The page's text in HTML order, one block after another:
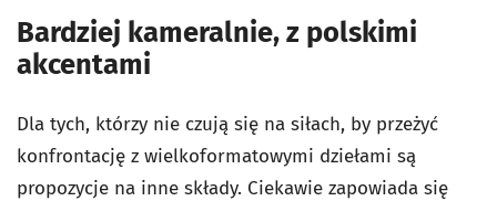
Bardziej kameralnie, z polskimi
akcentami
Dla tych, którzy nie czują się na siłach, by przeżyć
konfrontację z wielkoformatowymi dziełami są
propozycje na inne składy. Ciekawie zapowiada się